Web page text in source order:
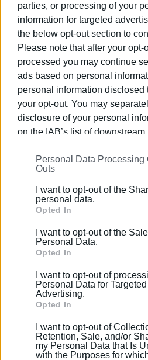
parties, or processing of your
information for targeted
the below opt-out section to
Please note that after your opt-
processed you may continue
ads based on personal
personal information disclosed
your opt-out. You may
disclosure of your personal
on the IAB’s list of
information may also be
on theIAB’s List of
further disclose it to other third
Please note that this website/
Google services and may
behaviour. You may click to
Google and its third-party tags
section.
Personal Data Processing
Outs
I want to opt-out of the
personal data.
Opted In
I want to opt-out of the
Personal Data.
Opted In
I want to opt-out of
Personal Data for Targeted
Advertising.
Opted In
I want to opt-out of
Retention, Sale, and/or
my Personal Data that Is
with the Purposes for
Η Κίνα, αντίθετα, έχει επιλέξει
διαφορετική κατεύθυνση.
κουβανικά και ισπανόφωνα
προς το παρόν την άμεση
αποστολές πετρελαίου που θα
προκαλέσουν σύγκρουση με τις
και επενδύει κυρίως στη
του κουβανικού ενεργειακού
αρχές του 2026 είχαν
προχωρά και η εγκατάσταση
δικτύου. (socialistchina.org)
Η ίδια όμως η κουβανική
αυτά τα έργα δεν μπορούν να
κατάρρευση. Τα φωτοβολταϊκά
συστήματα αποθήκευσης και
δικτύου, ενώ το άμεσο
διαθέτει σήμερα καύσιμα ούτε
γεννήτριες. Γι’ αυτό η
φωτοβολταϊκών, μπαταριών και
μεταβάλλοντας τις τιμές